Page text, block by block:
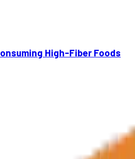
High-Fiber Foods